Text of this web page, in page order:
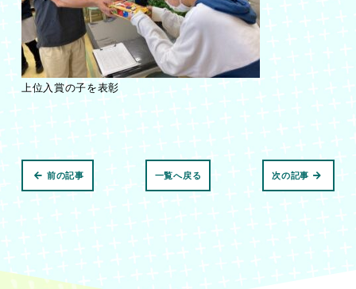
上位入賞の子を表彰
次の記事
一覧へ戻る
前の記事